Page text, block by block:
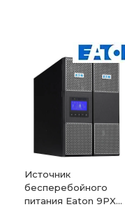
Источник
бесперебойного
питания Eaton 9PX